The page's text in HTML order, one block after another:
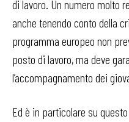
di lavoro. Un numero molto
anche tenendo conto della
programma europeo non
posto di lavoro, ma deve
l’accompagnamento dei
Ed è in particolare su